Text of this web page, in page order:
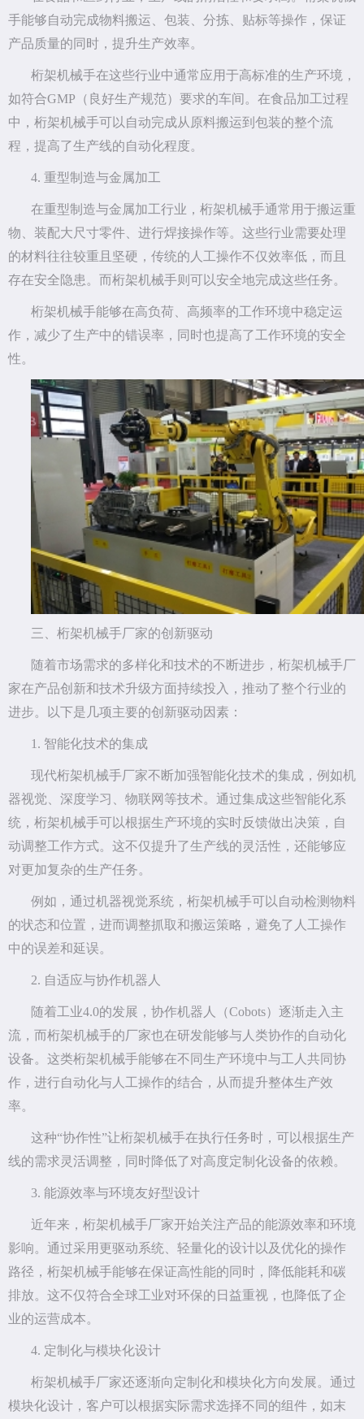
手能够自动完成物料搬运、包装、分拣、贴标等操作，保证
产品质量的同时，提升生产效率。
桁架机械手在这些行业中通常应用于高标准的生产环境，
如符合GMP（良好生产规范）要求的车间。在食品加工过程
中，桁架机械手可以自动完成从原料搬运到包装的整个流
程，提高了生产线的自动化程度。
4. 重型制造与金属加工
在重型制造与金属加工行业，桁架机械手通常用于搬运重
物、装配大尺寸零件、进行焊接操作等。这些行业需要处理
的材料往往较重且坚硬，传统的人工操作不仅效率低，而且
存在安全隐患。而桁架机械手则可以安全地完成这些任务。
桁架机械手能够在高负荷、高频率的工作环境中稳定运
作，减少了生产中的错误率，同时也提高了工作环境的安全
性。
三、桁架机械手厂家的创新驱动
随着市场需求的多样化和技术的不断进步，桁架机械手厂
家在产品创新和技术升级方面持续投入，推动了整个行业的
进步。以下是几项主要的创新驱动因素：
1. 智能化技术的集成
现代桁架机械手厂家不断加强智能化技术的集成，例如机
器视觉、深度学习、物联网等技术。通过集成这些智能化系
统，桁架机械手可以根据生产环境的实时反馈做出决策，自
动调整工作方式。这不仅提升了生产线的灵活性，还能够应
对更加复杂的生产任务。
例如，通过机器视觉系统，桁架机械手可以自动检测物料
的状态和位置，进而调整抓取和搬运策略，避免了人工操作
中的误差和延误。
2. 自适应与协作机器人
随着工业4.0的发展，协作机器人（Cobots）逐渐走入主
流，而桁架机械手的厂家也在研发能够与人类协作的自动化
设备。这类桁架机械手能够在不同生产环境中与工人共同协
作，进行自动化与人工操作的结合，从而提升整体生产效
率。
这种“协作性”让桁架机械手在执行任务时，可以根据生产
线的需求灵活调整，同时降低了对高度定制化设备的依赖。
3. 能源效率与环境友好型设计
近年来，桁架机械手厂家开始关注产品的能源效率和环境
影响。通过采用更驱动系统、轻量化的设计以及优化的操作
路径，桁架机械手能够在保证高性能的同时，降低能耗和碳
排放。这不仅符合全球工业对环保的日益重视，也降低了企
业的运营成本。
4. 定制化与模块化设计
桁架机械手厂家还逐渐向定制化和模块化方向发展。通过
模块化设计，客户可以根据实际需求选择不同的组件，如末